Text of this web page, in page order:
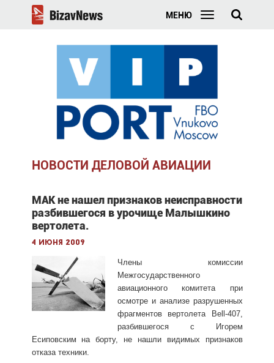
МЕНЮ
НОВОСТИ ДЕЛОВОЙ АВИАЦИИ
МАК не нашел признаков неисправности
разбившегося в урочище Малышкино
вертолета.
4 июня 2009
Члены комиссии
Межгосударственного
авиационного комитета при
осмотре и анализе разрушенных
фрагментов вертолета Bell-407,
разбившегося с Игорем
Есиповским на борту, не нашли видимых признаков
отказа техники.